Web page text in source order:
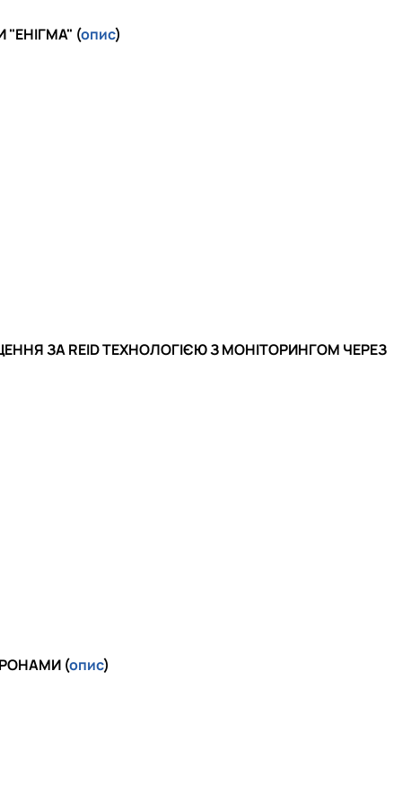
"ЕНІГМА" (опис)
ЗА REID ТЕХНОЛОГІЄЮ З МОНІТОРИНГОМ ЧЕРЕЗ
(опис)